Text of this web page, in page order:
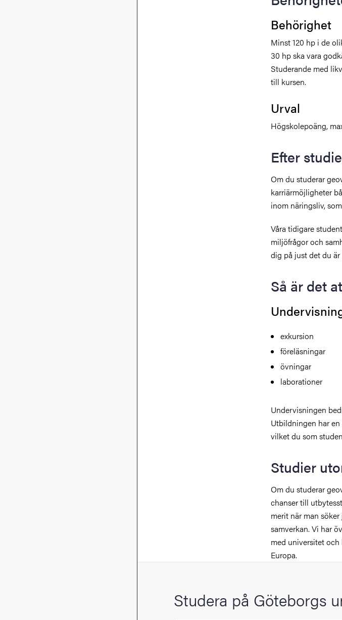
Behörighet
Minst 120 hp i de
30 hp ska vara
Studerande med
till kursen.
Urval
Högskolepoäng,
Efter
Om du studerar
karriärmöjligheter
inom näringsliv,
Våra tidigare
miljöfrågor och
dig på just det du är
Så är det
exkursion
föreläsningar
övningar
laborationer
Undervisningen
Utbildningen har
vilket du som
Studier
Om du studerar
chanser till
merit när man
samverkan. Vi har
med universitet
Europa.
Studera på Göteborgs